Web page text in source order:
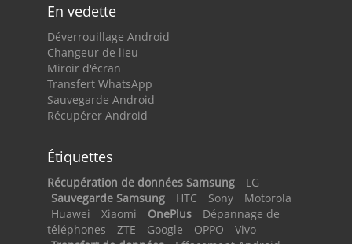
En vedette
Déverrouillage Android
Changeur de lieu
Miroir d'écran
Transfert WhatsApp
Sauvegarde Android
Récupérer Android
Étiquettes
Récupération de données Samsung
LG
Sauvegarde Samsung
HTC Sony
Motorola
Huawei
Xiaomi OnePlus
Dépannage de
téléphones
ZTE Google OPPO
Vivo